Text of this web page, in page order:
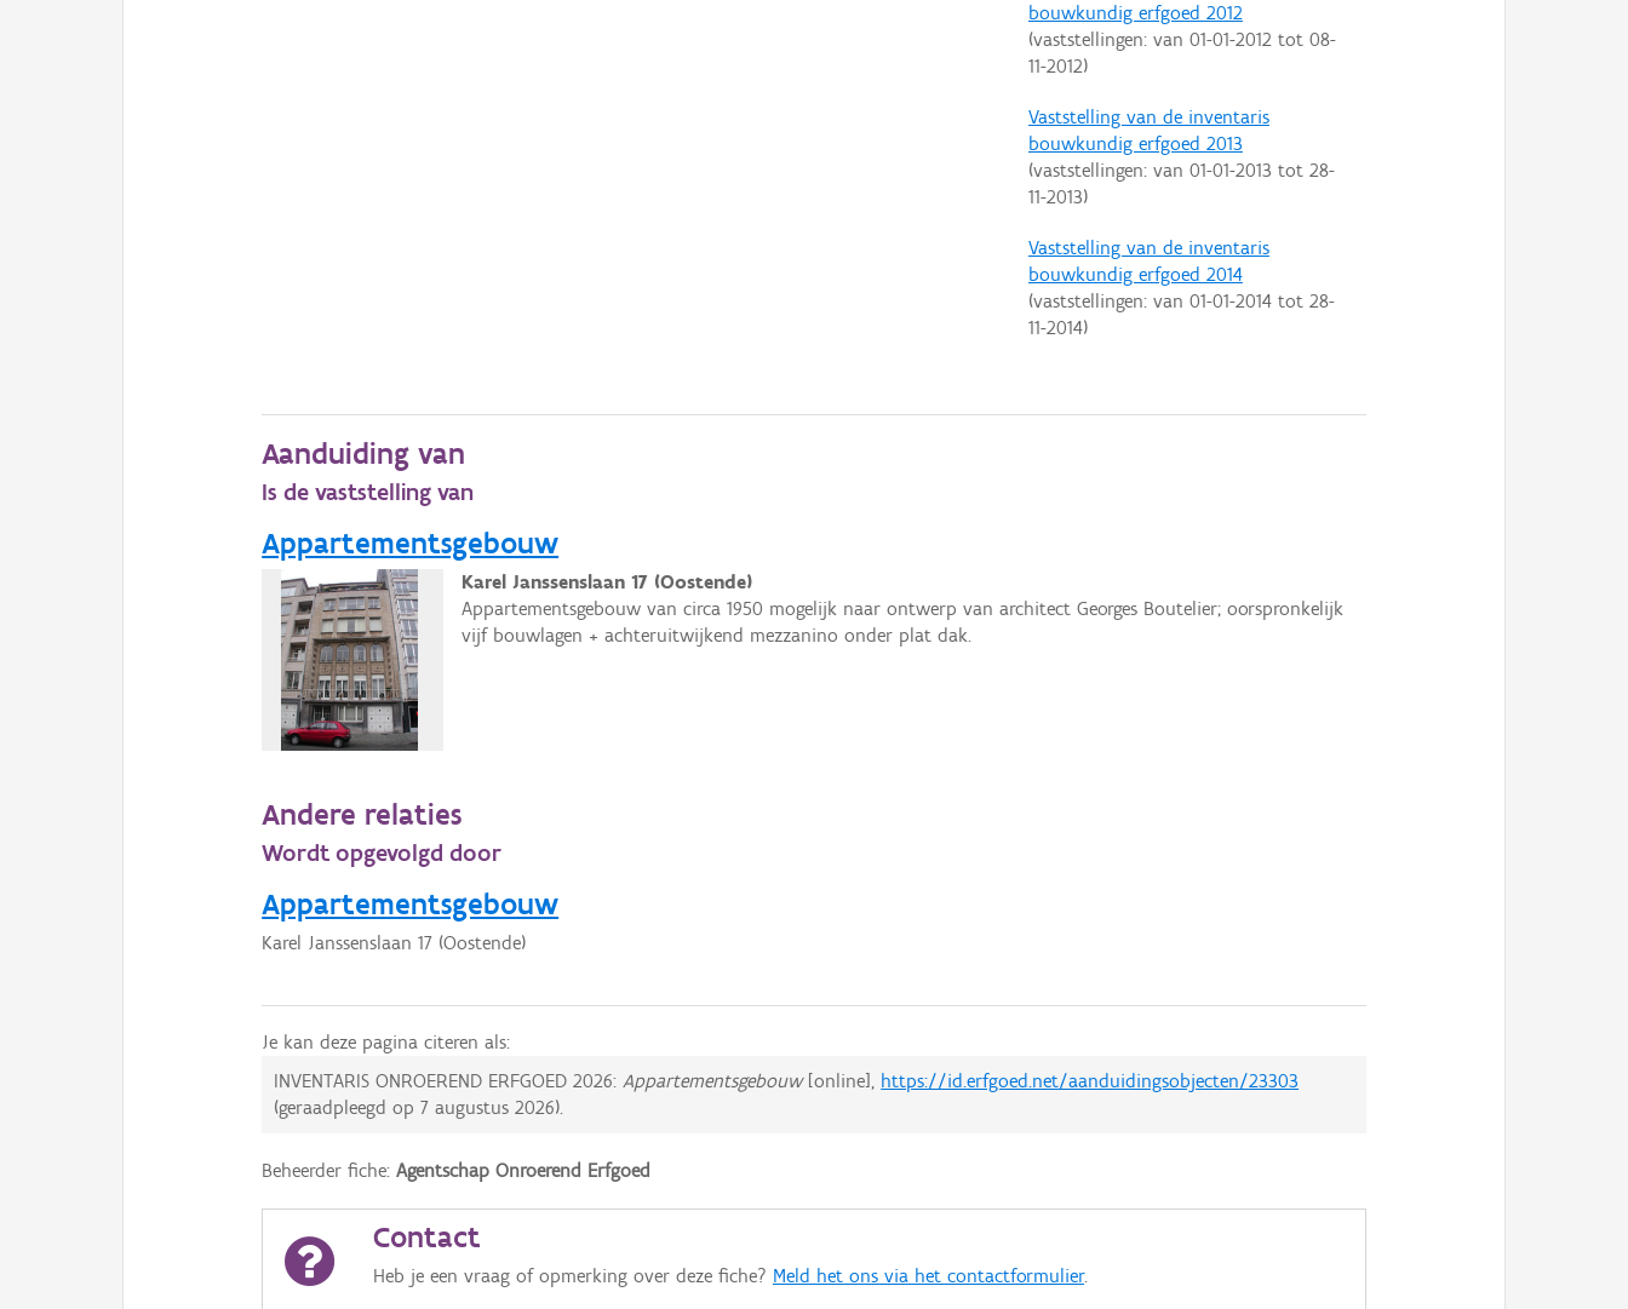
bouwkundig erfgoed 2012
(vaststellingen: van 01-01-2012tot 08-
11-2012)
Vaststelling van de inventaris
bouwkundig erfgoed 2013
(vaststellingen: van 01-01-2013 tot 28-
11-2013)
Vaststelling van de inventaris
bouwkundig erfgoed 2014
(vaststellingen: van 01-01-2014tot 28-
11-2014)
Aanduiding van
Is de vaststelling van
Appartementsgebouw
Karel Janssenslaan 17 (Oostende)
Appartementsgebouw van circa 1950 mogelijk naar ontwerp van architect Georges Boutelier; oorspronkelijk
vijf bouwlagen + achteruitwijkend mezzanino onder plat dak.
Andere relaties
Wordt opgevolgd door
Appartementsgebouw
Karel Janssenslaan 17 (Oostende)
Je kan deze pagina citeren als:
INVENTARIS ONROEREND ERFGOED 2026:Appartementsgebouw[online], https://id.erfgoed.net/aanduidingsobjecten/23303
(geraadpleegd op7 augustus 2026).
Beheerder fiche:Agentschap Onroerend Erfgoed
Contact
Heb je een vraag of opmerking over deze fiche? Meld het ons via het contactformulier.